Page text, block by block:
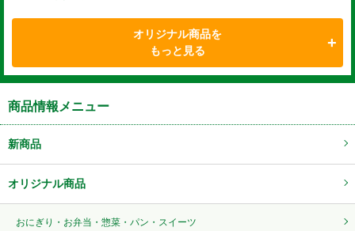
オリジナル商品を
もっと見る
商品情報メニュー
新商品
オリジナル商品
おにぎり・お弁当・惣菜・パン・スイーツ